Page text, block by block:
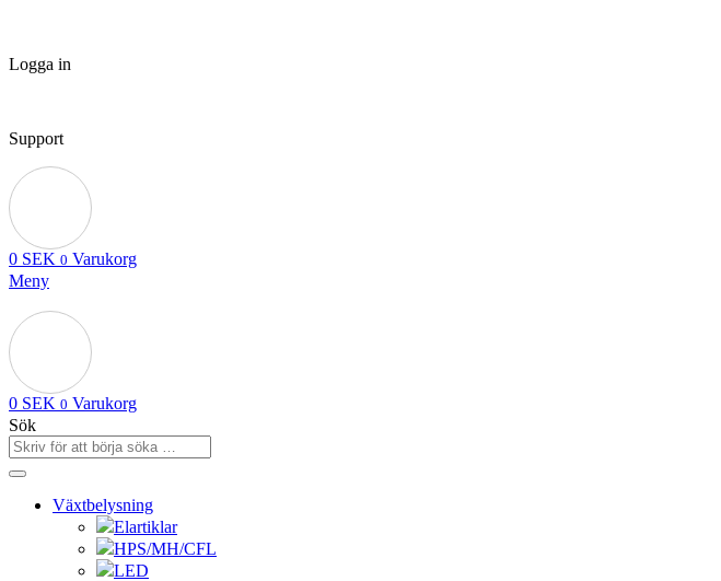
Logga in
Support
0 SEK 0 Varukorg
Meny
0 SEK 0 Varukorg
Sök
Växtbelysning
Elartiklar
HPS/MH/CFL
LED